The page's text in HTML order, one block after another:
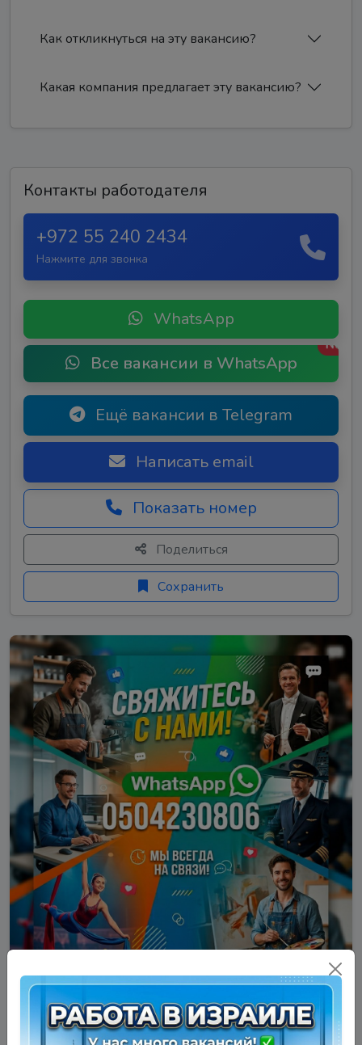
Как откликнуться на эту вакансию?
Какая компания предлагает эту вакансию?
Контакты работодателя
+972 55 240 2434
Нажмите для звонка
WhatsApp
Все вакансии в WhatsApp
New
Ещё вакансии в Telegram
Написать email
Показать номер
Поделиться
Сохранить